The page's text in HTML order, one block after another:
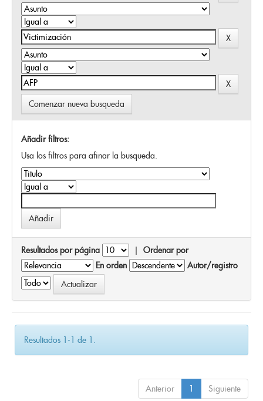
Comenzar nueva busqueda
Añadir filtros:
Usa los filtros para afinar la busqueda.
Resultados por página | Ordenar por
En orden
Autor/registro
Resultados 1-1 de 1.
Anterior 1 Siguiente